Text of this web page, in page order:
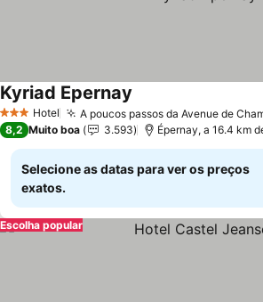
3 EstrelasHotel A poucos passos da Avenue de
Kyriad Epernay
8,2 Muito boa 3.593 Épernay, a 16.4 km
Selecione as datas para ver os preços
exatos.
Escolha popular